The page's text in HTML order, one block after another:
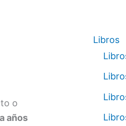
o
años
Libros